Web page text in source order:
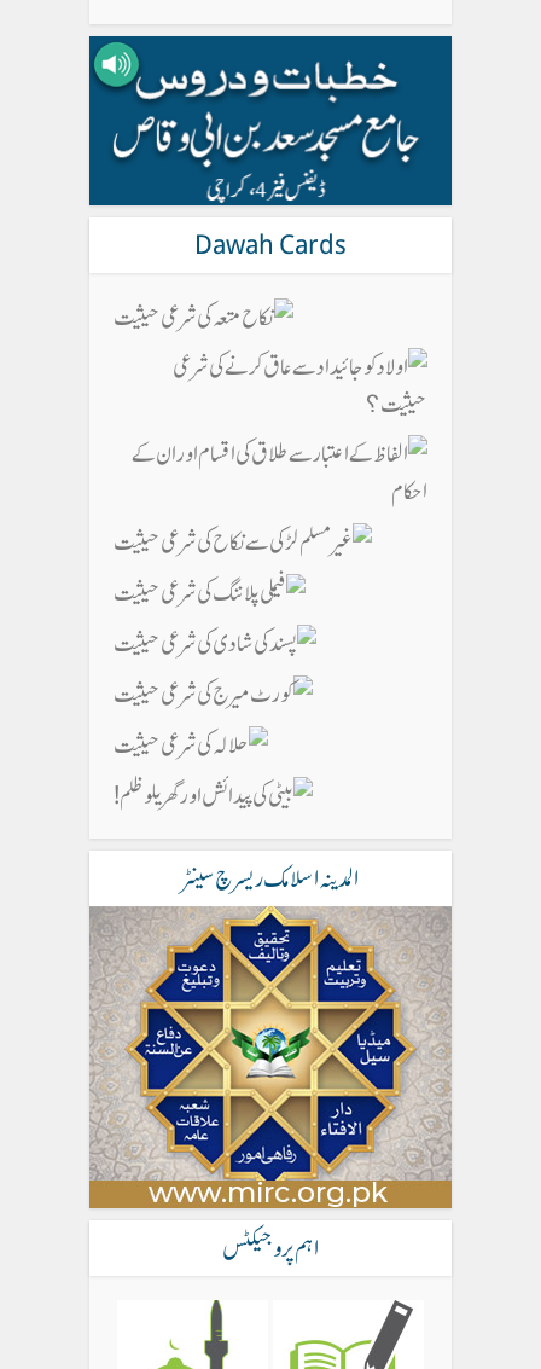
Dawah Cards
المدینہ اسلامک ریسرچ سینٹر
اہم پروجیکٹس